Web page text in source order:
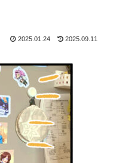
2025.01.24 2025.09.11